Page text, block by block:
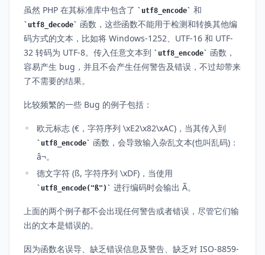
虽然 PHP 在其标准库中包含了 utf8_encode 和
utf8_decode
函数，这些函数不能用于检测和转换其他编
码方式的文本，比如将 Windows-1252、UTF-16 和 UTF-
32 转码为 UTF-8。传入任意文本到
utf8_encode
函数，
容易产生 bug，并且不会产生任何警告及错误，不过却带来
了不需要的结果。
比较频繁的一些 Bug 的例子包括：
欧元标志 (€，字符序列 \xE2\x82\xAC)，当其传入到
utf8_encode
函数，会导致输入杂乱文本(也叫乱码)：
â¬。
德文字符 (ß, 字符序列 \xDF)，当使用
utf8_encode("ß") 进行编码时会输出 Ã。
上面的两个例子都不会出现任何警告或者错误，尽管它们输
出的文本是错误的。
因为函数名误导、缺乏错误信息及警告、缺乏对 ISO-8859-